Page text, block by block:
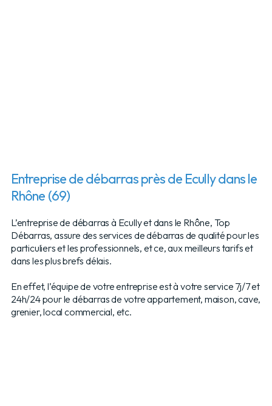
Entreprise de débarras près de Ecully dans le
Rhône (69)
L’entreprise de débarras à Ecully et dans le Rhône, Top
Débarras, assure des services de débarras de qualité pour les
particuliers et les professionnels, et ce, aux meilleurs tarifs et
dans les plus brefs délais.
En effet, l’équipe de votre entreprise est à votre service 7j/7 et
24h/24 pour le débarras de votre appartement, maison, cave,
grenier, local commercial, etc.